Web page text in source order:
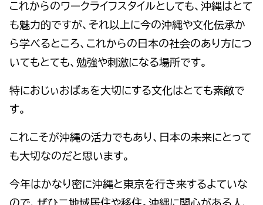
これからのワークライフスタイルとしても、沖縄はとて
も魅力的ですが、それ以上に今の沖縄や文化伝承か
ら学べるところ、これからの日本の社会のあり方につ
いてもとても、勉強や刺激になる場所です。
特におじぃおばぁを大切にする文化はとても素敵で
す。
これこそが沖縄の活力でもあり、日本の未来にとって
も大切なのだと思います。
今年はかなり密に沖縄と東京を行き来するよていな
ので、ぜひ二地域居住や移住。沖縄に関心がある人、